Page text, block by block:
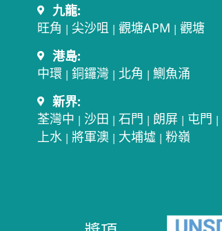
九龍:
旺角 | 尖沙咀 | 觀塘APM | 觀塘
港島:
中環 | 銅鑼灣 | 北角 | 鰂魚涌
新界:
荃灣中 | 沙田 | 石門 | 朗屏 | 屯門 |
上水| 將軍澳| 大埔墟| 粉嶺